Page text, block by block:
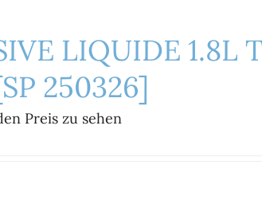
LIQUIDE 1.8L
250326]
Preis zu sehen